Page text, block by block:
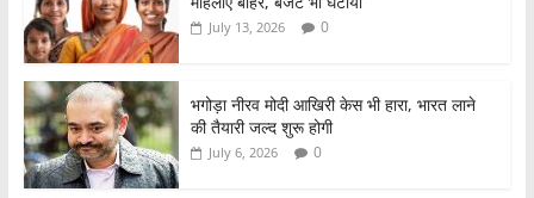
k July 13, 2026 0
भगोड़ा नीरव मोदी आखिरी केस भी हारा, भारत लाने
की तैयारी जल्द शुरू होगी
July 6, 2026 0